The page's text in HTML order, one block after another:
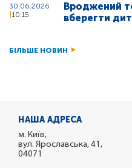
30.06.2026
10:15
Вроджений
вберегти
БІЛЬШЕ НОВИН
НАША АДРЕСА
м. Київ,
вул. Ярославська, 41,
04071